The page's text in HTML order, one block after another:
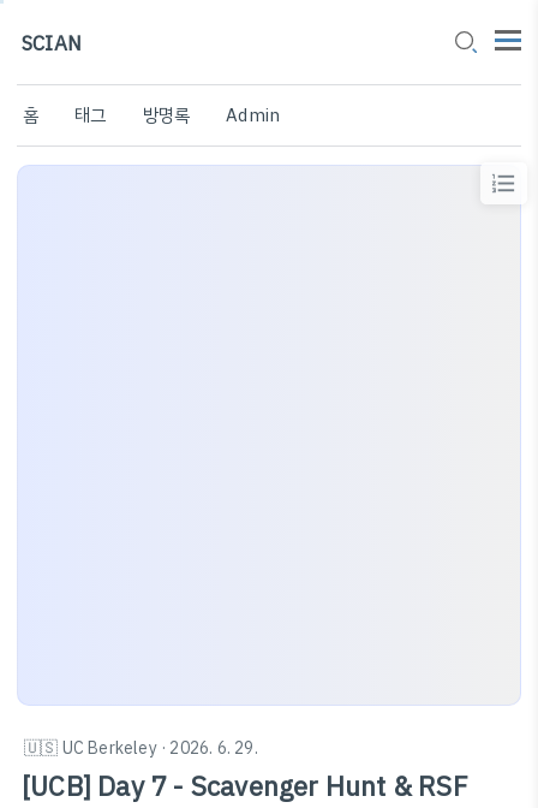
SCIAN
홈 태그 방명록 Admin
🇺🇸 UC Berkeley· 2026. 6. 29.
[UCB] Day 7 - Scavenger Hunt & RSF